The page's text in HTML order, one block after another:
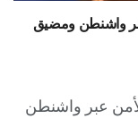
واشنطن ومضيق
عبر واشنطن